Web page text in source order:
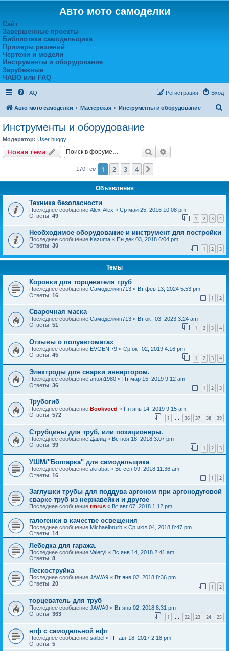
Авто мото самоделки
Сайт
Завершенные проекты
Библиотека самодельщика
Примеры решений
Чертежи и модели
Инструменты и оборудование
Зарубежные
ЧАВО или FAQ
FAQ Вход
Регистрация
Авто мото самоделки Мастерская Инструменты и оборудование
Инструменты и оборудование
Модератор: User buggy
Новая тема Поиск
170 тем 1 2 3 4
Объявления
Техника безопасности
Последнее сообщение Alex-Alex « Ср май 25, 2016 10:08 pm
Ответы: 49 1 2 3 4
Необходимое оборудование и инструмент для постройки
Последнее сообщение Kazuma « Пн дек 03, 2018 6:04 pm
Ответы: 30 1 2 3
Темы
Коронки для торцевателя труб
Последнее сообщение Самоделкин713 « Вт фев 13, 2024 5:53 pm
Ответы: 16 1 2
Сварочная маска
Последнее сообщение Самоделкин713 « Вт окт 03, 2023 3:24 am
Ответы: 51 1 2 3 4
Отзывы о полуавтоматах
Последнее сообщение EVGEN 79 « Ср окт 02, 2019 4:16 pm
Ответы: 45 1 2 3 4
Электроды для сварки инвертором.
Последнее сообщение anton1980 « Пт мар 15, 2019 9:12 am
Ответы: 36 1 2 3
Трубогиб
Последнее сообщение Bookvoed « Пн янв 14, 2019 9:15 am
Ответы: 572 1 … 36 37 38 39
Струбцины для труб, или позиционеры.
Последнее сообщение Давид « Вс ноя 18, 2018 3:07 pm
Ответы: 39 1 2 3
УШМ/"Болгарка" для самодельщика
Последнее сообщение akrabat « Вс сен 09, 2018 11:36 am
Ответы: 16 1 2
Заглушки трубы для поддува аргоном при аргонодуговой
сварке труб из нержавейки и другое
Последнее сообщение tmrus « Вт авг 07, 2018 1:12 pm
галогенки в качестве освещения
Последнее сообщение Michaelbrurb « Ср июл 04, 2018 8:47 pm
Ответы: 14
Лебедка для гаража.
Последнее сообщение Valeryi « Вс янв 14, 2018 2:41 am
Ответы: 8
Пескоструйка
Последнее сообщение JAWA9 « Вт янв 02, 2018 8:36 pm
Ответы: 20 1 2
торцеватель для труб
Последнее сообщение JAWA9 « Вт янв 02, 2018 8:31 pm
Ответы: 363 1 … 22 23 24 25
нгф с самодельной вфг
Последнее сообщение saibel « Пт авг 18, 2017 2:18 pm
Ответы: 5